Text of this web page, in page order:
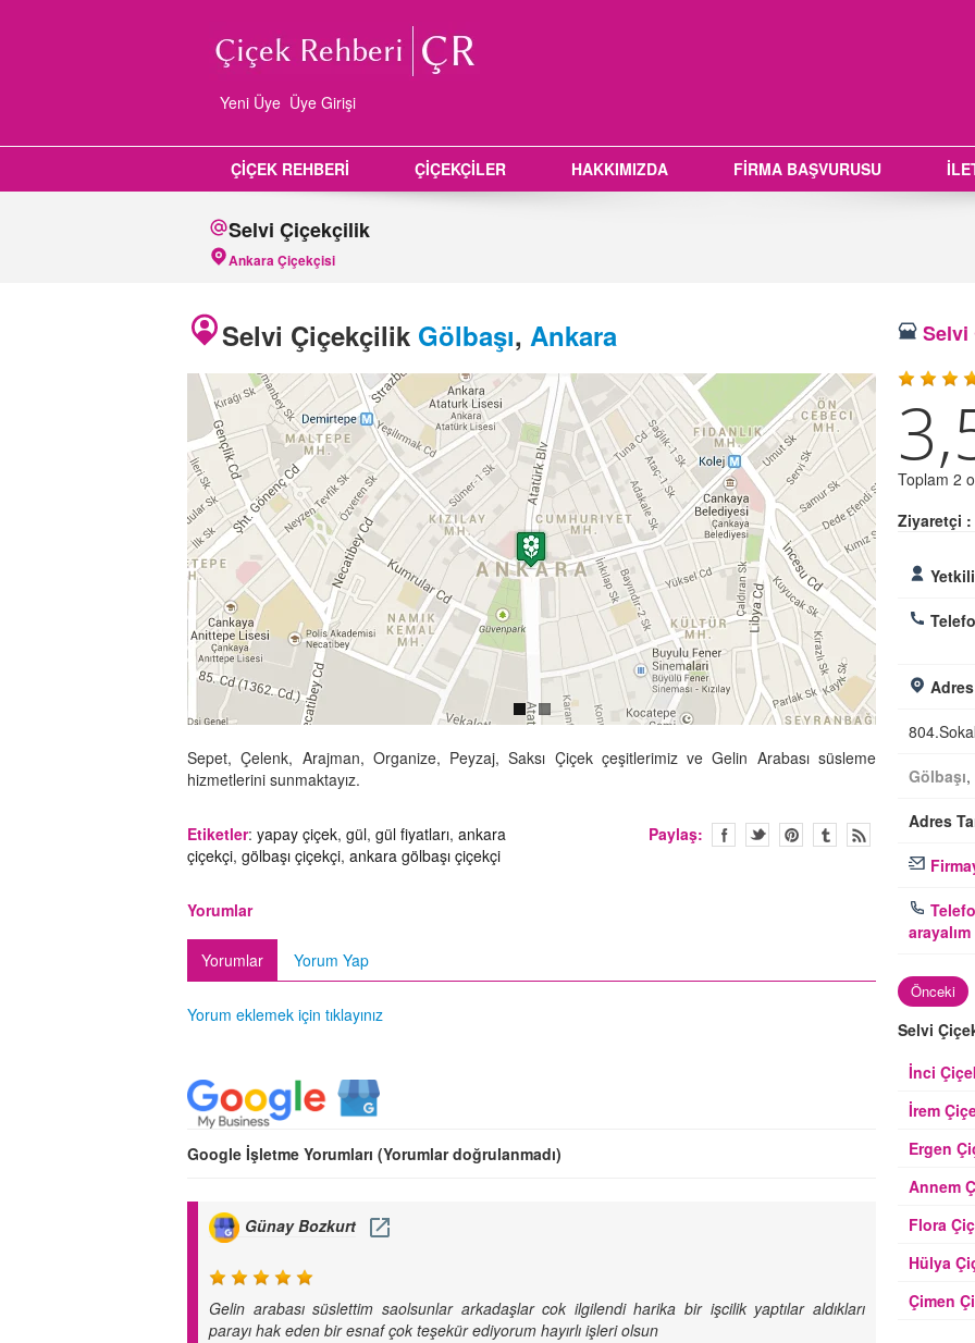
Yeni Üye Üye Girişi
ÇİÇEK REHBERİ ÇİÇEKÇİLER HAKKIMIZDA FİRMA BAŞVURUSU
Selvi Çiçekçilik
Ankara Çiçekçisi
Selvi Çiçekçilik Gölbaşı, Ankara
Sepet, Çelenk, Arajman, Organize, Peyzaj, Saksı Çiçek çeşitlerimiz ve Gelin Arabası süsleme
hizmetlerini sunmaktayız.
Etiketler: yapay çiçek, gül, gül fiyatları, ankara
çiçekçi, gölbaşı çiçekçi, ankara gölbaşı çiçekçi
Paylaş:
Yorumlar
Yorumlar Yorum Yap
Yorum eklemek için tıklayınız
Google İşletme Yorumları (Yorumlar doğrulanmadı)
Günay Bozkurt
Gelin arabası süslettim saolsunlar arkadaşlar cok ilgilendi harika bir işcilik yaptılar aldıkları
parayı hak eden bir esnaf çok teşekür ediyorum hayırlı işleri olsun
Selvi
Toplam 2
Ziyaretçi :
Gölbaşı,
Adres
arayalım
Önceki
Selvi
İnci
İrem
Ergen
Annem
Flora
Hülya
Çimen